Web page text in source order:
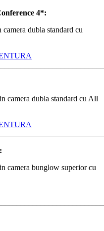
4*:
dubla standard cu
camera dubla standard cu All
camera bunglow superior cu